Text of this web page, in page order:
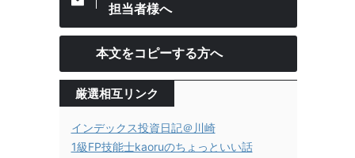
担当者様へ
本文をコピーする方へ
厳選相互リンク
インデックス投資日記＠川崎
1級FP技能士kaoruのちょっといい話